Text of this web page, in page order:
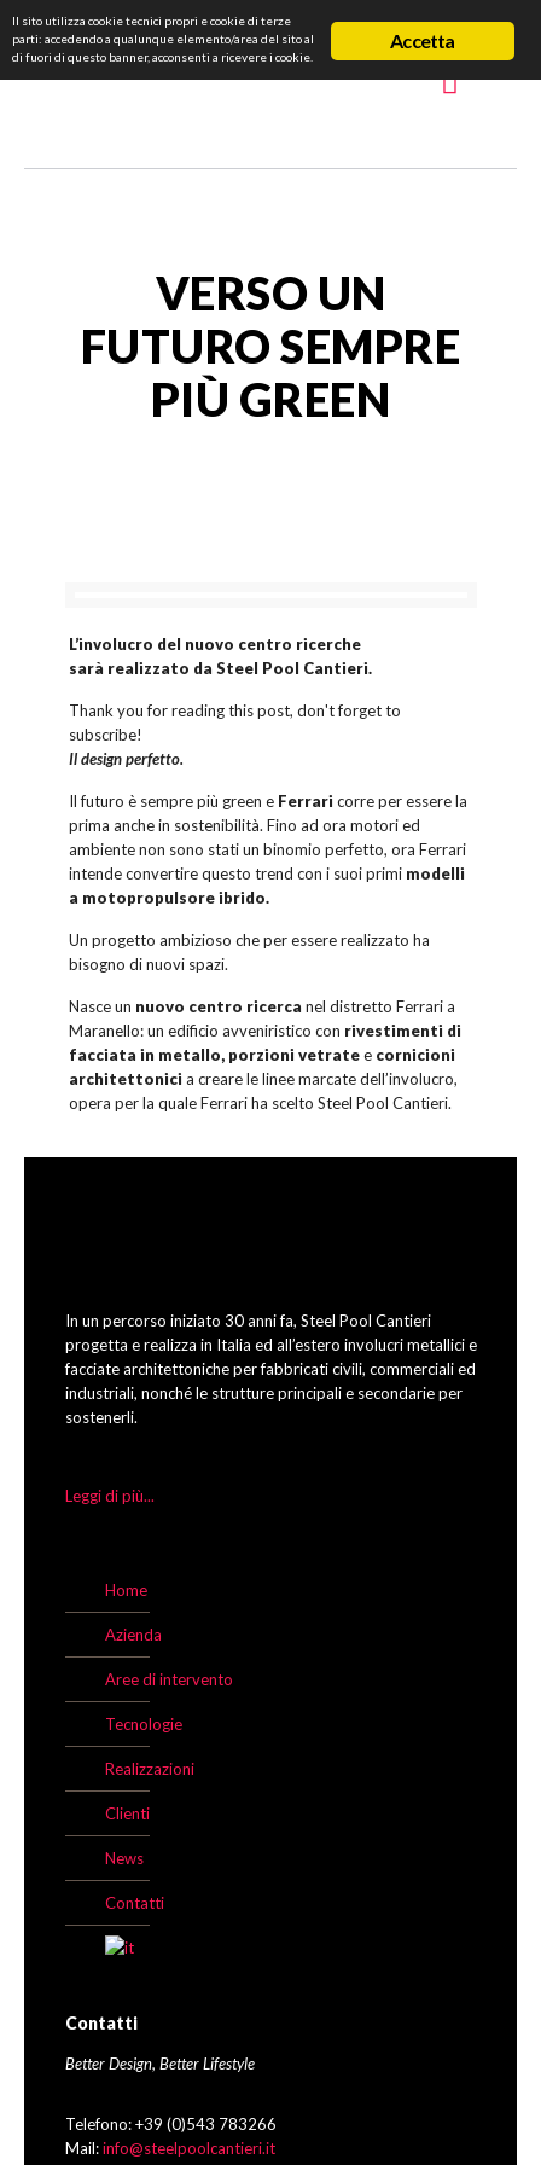
VERSO UN
FUTURO SEMPRE
PIÙ GREEN
L’involucro del nuovo centro ricerche
sarà realizzato da Steel Pool Cantieri.
Thank you for reading this post, don't forget to
subscribe!
Il design perfetto.
Il futuro è sempre più green e Ferrari corre per essere la
prima anche in sostenibilità. Fino ad ora motori ed
ambiente non sono stati un binomio perfetto, ora Ferrari
intende convertire questo trend con i suoi primimodelli
a motopropulsore ibrido.
Un progetto ambizioso che per essere realizzato ha
bisogno di nuovi spazi.
Nasce un nuovo centro ricerca nel distretto Ferrari a
Maranello: un edificio avveniristico con rivestimenti di
facciata in metallo, porzioni vetratee cornicioni
architettonici a creare le linee marcate dell’involucro,
opera per la quale Ferrari ha scelto Steel Pool Cantieri.
In un percorso iniziato 30 anni fa, Steel Pool Cantieri
progetta e realizza in Italia ed all’estero involucri metallici e
facciate architettoniche per fabbricati civili, commerciali ed
industriali, nonché le strutture principali e secondarie per
sostenerli.
Leggi di più...
Home
Azienda
Aree di intervento
Tecnologie
Realizzazioni
Clienti
News
Contatti
Contatti
Better Design, Better Lifestyle
Telefono: +39 (0)543 783266
Mail:info@steelpoolcantieri.it
Accetta
Il sito utilizza cookie tecnici propri e cookie di terze
parti: accedendo a qualunque elemento/area del sito al
di fuori di questo banner, acconsenti a ricevere i cookie.